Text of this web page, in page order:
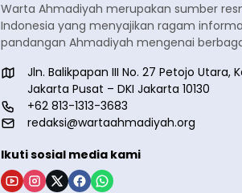
Warta Ahmadiyah merupakan sumber
Indonesia yang menyajikan ragam
pandangan Ahmadiyah mengenai
Jln. Balikpapan III No. 27 Petojo
Jakarta Pusat – DKI Jakarta 10130
+62 813-1313-3683
redaksi@wartaahmadiyah.org
Ikuti sosial media kami